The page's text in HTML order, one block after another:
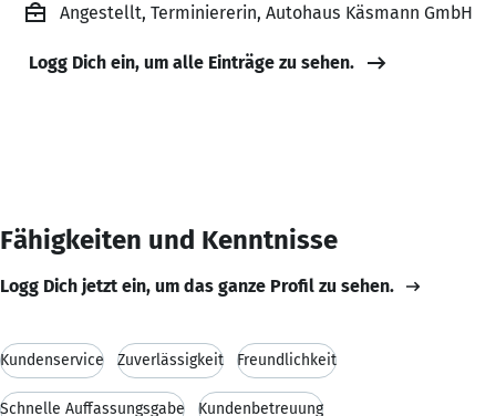
Angestellt, Terminiererin, Autohaus Käsmann GmbH
Logg Dich ein, um alle Einträge zu sehen.
Fähigkeiten und Kenntnisse
Logg Dich jetzt ein, um das ganze Profil zu sehen.
Kundenservice Zuverlässigkeit Freundlichkeit
Schnelle Auffassungsgabe Kundenbetreuung